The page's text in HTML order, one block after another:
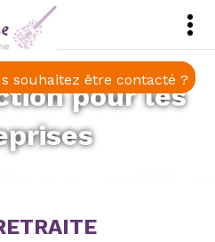
pour les
souhaitez être contacté ?